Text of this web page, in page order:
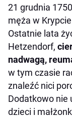
21 grudnia
męża w
Ostatnie lata
Hetzendorf,
nadwagą,
w tym czasie
znaleźć nici
Dodatkowo nie
dzieci i